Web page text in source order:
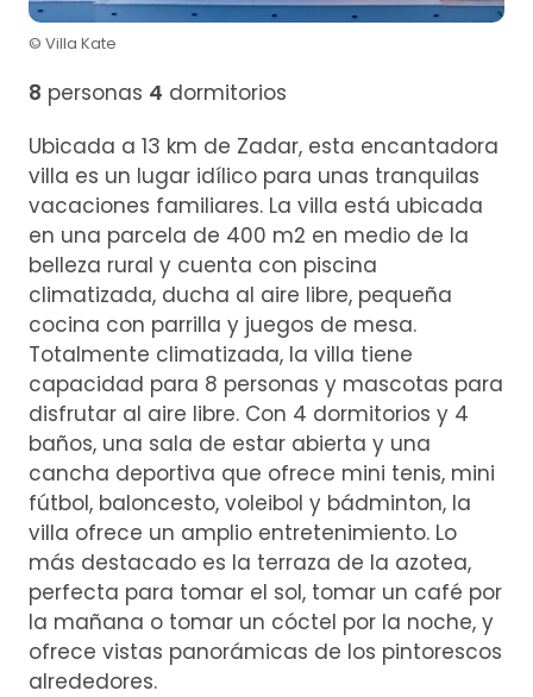
© Villa Kate
8 personas 4 dormitorios
Ubicada a 13 km de Zadar, esta encantadora
villa es un lugar idílico para unas tranquilas
vacaciones familiares. La villa está ubicada
en una parcela de 400 m2 en medio de la
belleza rural y cuenta con piscina
climatizada, ducha al aire libre, pequeña
cocina con parrilla y juegos de mesa.
Totalmente climatizada, la villa tiene
capacidad para 8 personas y mascotas para
disfrutar al aire libre. Con 4 dormitorios y 4
baños, una sala de estar abierta y una
cancha deportiva que ofrece mini tenis, mini
fútbol, baloncesto, voleibol y bádminton, la
villa ofrece un amplio entretenimiento. Lo
más destacado es la terraza de la azotea,
perfecta para tomar el sol, tomar un café por
la mañana o tomar un cóctel por la noche, y
ofrece vistas panorámicas de los pintorescos
alrededores.